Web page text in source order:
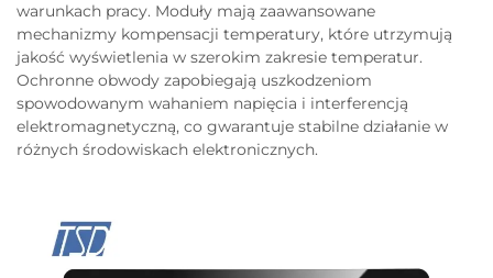
warunkach pracy. Moduły mają zaawansowane
mechanizmy kompensacji temperatury, które utrzymują
jakość wyświetlenia w szerokim zakresie temperatur.
Ochronne obwody zapobiegają uszkodzeniom
spowodowanym wahaniem napięcia i interferencją
elektromagnetyczną, co gwarantuje stabilne działanie w
różnych środowiskach elektronicznych.